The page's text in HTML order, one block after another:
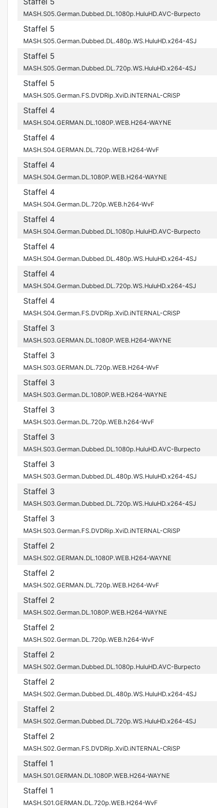
MASH.S05.German.Dubbed.DL.1080p.HuluHD.AVC-Burpecto
Staffel 5
MASH.S05.German.Dubbed.DL.480p.WS.HuluHD.x264-4SJ
Staffel 5
MASH.S05.German.Dubbed.DL.720p.WS.HuluHD.x264-4SJ
Staffel 5
MASH.S05.German.FS.DVDRip.XviD.iNTERNAL-CRiSP
Staffel 4
MASH.S04.GERMAN.DL.1080P.WEB.H264-WAYNE
Staffel 4
MASH.S04.GERMAN.DL.720p.WEB.H264-WvF
Staffel 4
MASH.S04.German.DL.1080P.WEB.H264-WAYNE
Staffel 4
MASH.S04.German.DL.720p.WEB.h264-WvF
Staffel 4
MASH.S04.German.Dubbed.DL.1080p.HuluHD.AVC-Burpecto
Staffel 4
MASH.S04.German.Dubbed.DL.480p.WS.HuluHD.x264-4SJ
Staffel 4
MASH.S04.German.Dubbed.DL.720p.WS.HuluHD.x264-4SJ
Staffel 4
MASH.S04.German.FS.DVDRip.XviD.iNTERNAL-CRiSP
Staffel 3
MASH.S03.GERMAN.DL.1080P.WEB.H264-WAYNE
Staffel 3
MASH.S03.GERMAN.DL.720p.WEB.H264-WvF
Staffel 3
MASH.S03.German.DL.1080P.WEB.H264-WAYNE
Staffel 3
MASH.S03.German.DL.720p.WEB.h264-WvF
Staffel 3
MASH.S03.German.Dubbed.DL.1080p.HuluHD.AVC-Burpecto
Staffel 3
MASH.S03.German.Dubbed.DL.480p.WS.HuluHD.x264-4SJ
Staffel 3
MASH.S03.German.Dubbed.DL.720p.WS.HuluHD.x264-4SJ
Staffel 3
MASH.S03.German.FS.DVDRip.XviD.iNTERNAL-CRiSP
Staffel 2
MASH.S02.GERMAN.DL.1080P.WEB.H264-WAYNE
Staffel 2
MASH.S02.GERMAN.DL.720p.WEB.H264-WvF
Staffel 2
MASH.S02.German.DL.1080P.WEB.H264-WAYNE
Staffel 2
MASH.S02.German.DL.720p.WEB.h264-WvF
Staffel 2
MASH.S02.German.Dubbed.DL.1080p.HuluHD.AVC-Burpecto
Staffel 2
MASH.S02.German.Dubbed.DL.480p.WS.HuluHD.x264-4SJ
Staffel 2
MASH.S02.German.Dubbed.DL.720p.WS.HuluHD.x264-4SJ
Staffel 2
MASH.S02.German.FS.DVDRip.XviD.iNTERNAL-CRiSP
Staffel 1
MASH.S01.GERMAN.DL.1080P.WEB.H264-WAYNE
Staffel 1
MASH.S01.GERMAN.DL.720p.WEB.H264-WvF